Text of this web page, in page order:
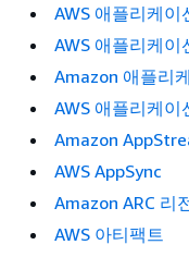
AWS 애플리케이
AWS 애플리케
Amazon 애플리
AWS 애플리케이
Amazon
AWS AppSync
Amazon ARC 리
AWS 아티팩트